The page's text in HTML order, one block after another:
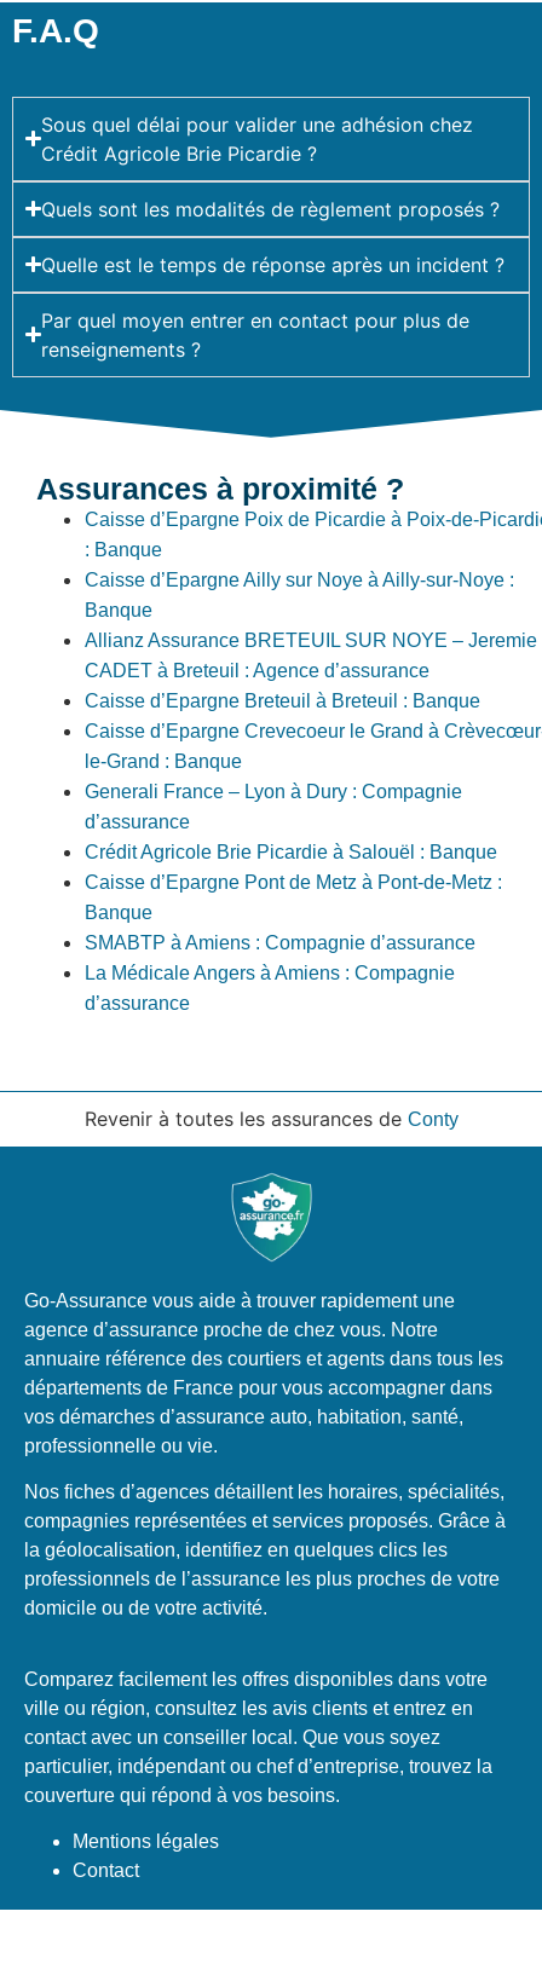
F.A.Q
Sous quel délai pour valider une adhésion chez
Crédit Agricole Brie Picardie ?
Quels sont les modalités de règlement proposés ?
Quelle est le temps de réponse après un incident ?
Par quel moyen entrer en contact pour plus de
renseignements ?
Assurances à proximité ?
Caisse d’Epargne Poix de Picardie à Poix-de-
: Banque
Caisse d’Epargne Ailly sur Noye à Ailly-sur-Noye :
Banque
Allianz Assurance BRETEUIL SUR NOYE – Jeremie
CADET à Breteuil : Agence d’assurance
Caisse d’Epargne Breteuil à Breteuil : Banque
Caisse d’Epargne Crevecoeur le Grand à
le-Grand : Banque
Generali France – Lyon à Dury : Compagnie
d’assurance
Crédit Agricole Brie Picardie à Salouël : Banque
Caisse d’Epargne Pont de Metz à Pont-de-Metz :
Banque
SMABTP à Amiens : Compagnie d’assurance
La Médicale Angers à Amiens : Compagnie
d’assurance
Revenir à toutes les assurances de Conty
Go-Assurance vous aide à trouver rapidement une
agence d’assurance proche de chez vous. Notre
annuaire référence des courtiers et agents dans tous les
départements de France pour vous accompagner dans
vos démarches d’assurance auto, habitation, santé,
professionnelle ou vie.
Nos fiches d’agences détaillent les horaires, spécialités,
compagnies représentées et services proposés. Grâce à
la géolocalisation, identifiez en quelques clics les
professionnels de l’assurance les plus proches de votre
domicile ou de votre activité.
Comparez facilement les offres disponibles dans votre
ville ou région, consultez les avis clients et entrez en
contact avec un conseiller local. Que vous soyez
particulier, indépendant ou chef d’entreprise, trouvez la
couverture qui répond à vos besoins.
Mentions légales
Contact